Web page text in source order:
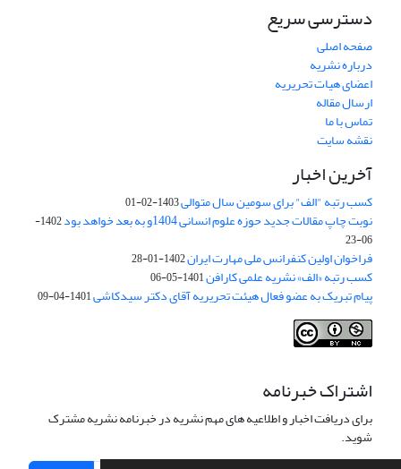
دسترسی سریع
صفحه اصلی
درباره نشریه
اعضای هیات تحریریه
ارسال مقاله
تماس با ما
نقشه سایت
آخرین اخبار
کسب رتبه "الف" برای سومین سال متوالی1403-02-01
نوبت چاپ مقالات جدید حوزه علوم انسانی 1404و به بعد خواهد بود
1402-
06-23
فراخوان اولین کنفرانس ملی مهارت ایران1402-01-28
کسب رتبه «الف» نشریه علمی کارافن1401-05-06
پیام تبریک به عضو فعال هیئت تحریریه آقای دکتر سیدکاشی1401-04-09
اشتراک خبرنامه
برای دریافت اخبار و اطلاعیه های مهم نشریه در خبرنامه نشریه مشترک
شوید.